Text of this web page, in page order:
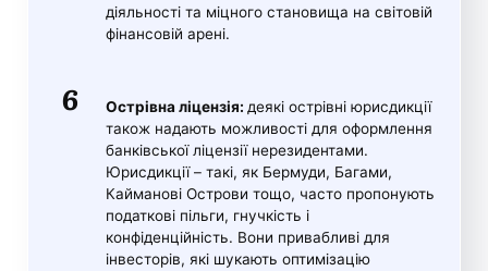
діяльності та міцного становища на світовій
фінансовій арені.
Острівна ліцензія: деякі острівні юрисдикції
також надають можливості для оформлення
банківської ліцензії нерезидентами.
Юрисдикції – такі, як Бермуди, Багами,
Кайманові Острови тощо, часто пропонують
податкові пільги, гнучкість і
конфіденційність. Вони привабливі для
інвесторів, які шукають оптимізацію